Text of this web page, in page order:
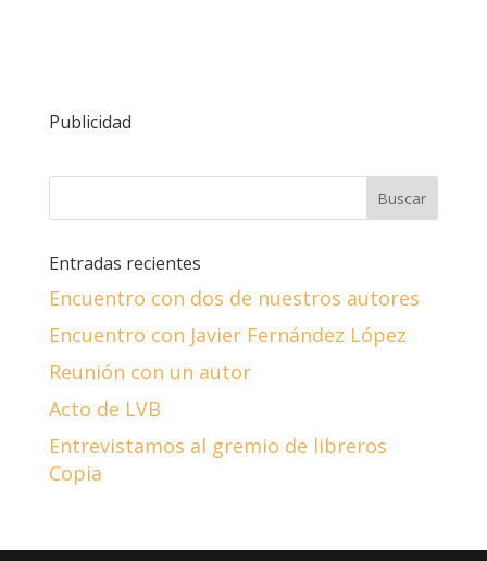
Publicidad
Entradas recientes
Encuentro con dos de nuestros autores
Encuentro con Javier Fernández López
Reunión con un autor
Acto de LVB
Entrevistamos al gremio de libreros
Copia